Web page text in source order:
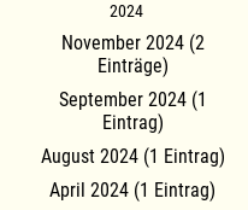
2024
November 2024 (2
Einträge)
September 2024 (1
Eintrag)
August 2024 (1 Eintrag)
April 2024 (1 Eintrag)